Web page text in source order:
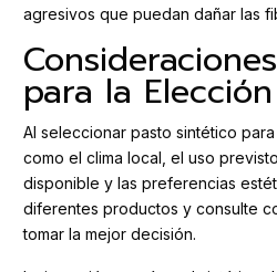
agresivos que puedan dañar las
para la Elección
Al seleccionar pasto sintético
como el clima local, el uso
disponible y las preferencias
diferentes productos y consulte
tomar la mejor decisión.